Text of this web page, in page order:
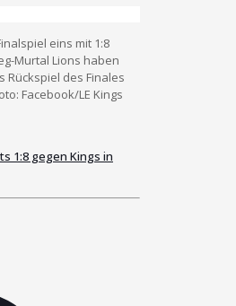
eins mit 1:8
Murtal Lions haben
Rückspiel des Finales
Facebook/LE Kings
1:8 gegen Kings in